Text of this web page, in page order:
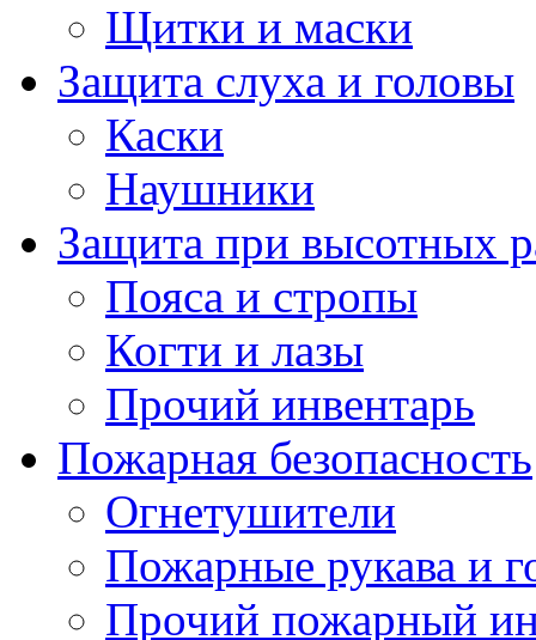
Щитки и маски
Защита слуха и головы
Каски
Наушники
Защита при высотных
Пояса и стропы
Когти и лазы
Прочий инвентарь
Пожарная безопасность
Огнетушители
Пожарные рукава и
Прочий пожарный